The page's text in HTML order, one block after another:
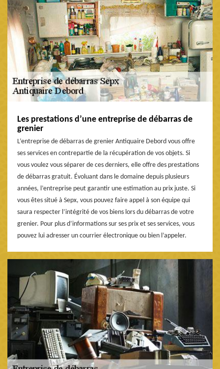
Les prestations d’une entreprise de débarras de
grenier
L’entreprise de débarras de grenier Antiquaire Debord vous offre
ses services en contrepartie de la récupération de vos objets. Si
vous voulez vous séparer de ces derniers, elle offre des prestations
de débarras gratuit. Évoluant dans le domaine depuis plusieurs
années, l’entreprise peut garantir une estimation au prix juste. Si
vous êtes situé à Sepx, vous pouvez faire appel à son équipe qui
saura respecter l’intégrité de vos biens lors du débarras de votre
grenier. Pour plus d’informations sur ses prix et ses services, vous
pouvez lui adresser un courrier électronique ou bien l’appeler.